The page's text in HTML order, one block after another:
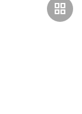
grid_view